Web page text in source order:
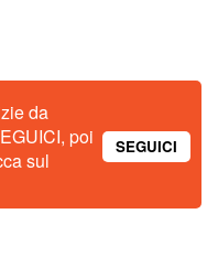
da
poi
sul
SEGUICI